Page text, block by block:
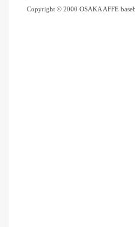
Copyright © 2000 OSAKA AFFE